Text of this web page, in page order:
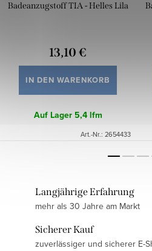
Badeanzugstoff TIA - Helles Lila
13,10 €
IN DEN WARENKORB
Auf Lager5,4 lfm
Art.-Nr.: 2654433
Langjährige Erfahrung
mehr als 30 Jahre am Markt
Sicherer Kauf
zuverlässiger und sicherer E-